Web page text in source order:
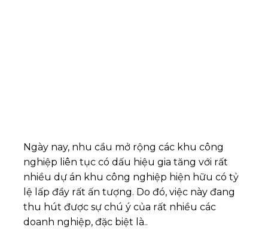
Ngày nay, nhu cầu mở rộng các khu công
nghiệp liên tục có dấu hiệu gia tăng với rất
nhiều dự án khu công nghiệp hiện hữu có tỷ
lệ lấp đầy rất ấn tượng. Do đó, việc này đang
thu hút được sự chú ý của rất nhiều các
doanh nghiệp, đặc biệt là..